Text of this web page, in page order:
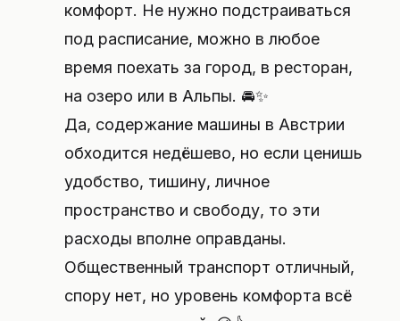
комфорт. Не нужно подстраиваться
под расписание, можно в любое
время поехать за город, в ресторан,
на озеро или в Альпы. 🚘✨
Да, содержание машины в Австрии
обходится недёшево, но если ценишь
удобство, тишину, личное
пространство и свободу, то эти
расходы вполне оправданы.
Общественный транспорт отличный,
спору нет, но уровень комфорта всё